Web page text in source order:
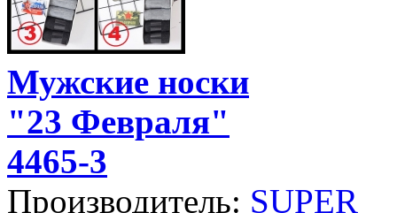
Мужские носки
"23 Февраля"
4465-3
Производитель: SUPER